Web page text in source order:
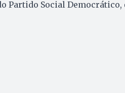
Partido Social Democrático,